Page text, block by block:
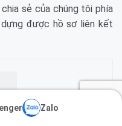
sẻ của chúng tôi phía
được hồ sơ liên kết
Zalo